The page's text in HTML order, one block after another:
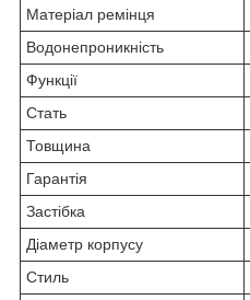
Матеріал ремінця
Водонепроникність
Функції
Стать
Товщина
Гарантія
Застібка
Діаметр корпусу
Стиль